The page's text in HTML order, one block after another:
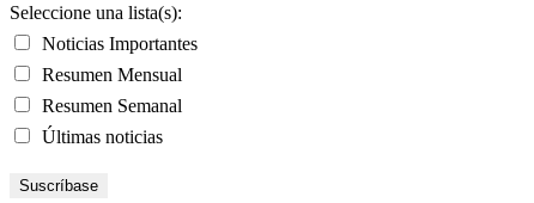
Seleccione una lista(s):
Noticias Importantes
Resumen Mensual
Resumen Semanal
Últimas noticias